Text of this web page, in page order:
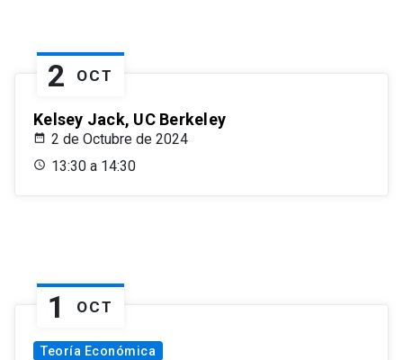
2 OCT
Kelsey Jack, UC Berkeley
2 de Octubre de 2024
13:30 a 14:30
1 OCT
Teoría Económica